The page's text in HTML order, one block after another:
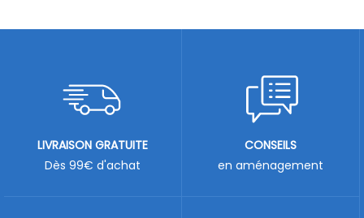
LIVRAISON GRATUITE
Dès 99€ d'achat
CONSEILS
en aménagement